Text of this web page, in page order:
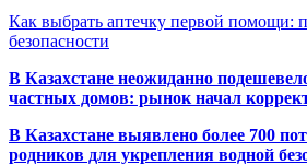
Как выбрать аптечку первой помощи:
безопасности
В Казахстане неожиданно
частных домов: рынок начал
В Казахстане выявлено более 700
родников для укрепления водной